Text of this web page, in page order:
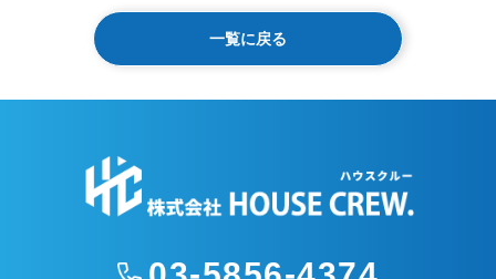
一覧に戻る